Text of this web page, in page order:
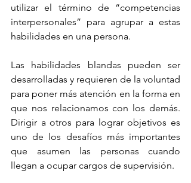
utilizar el término de “competencias
interpersonales” para agrupar a estas
habilidades en una persona.
Las habilidades blandas pueden ser
desarrolladas y requieren de la voluntad
para poner más atención en la forma en
que nos relacionamos con los demás.
Dirigir a otros para lograr objetivos es
uno de los desafíos más importantes
que asumen las personas cuando
llegan a ocupar cargos de supervisión.